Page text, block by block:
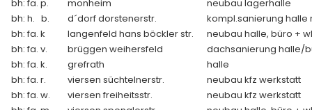
bh: fa. p.
monheim
neubau lagerhalle
bh: h. b.
d´dorf dorstenerstr.
kompl.sanierung
bh: fa. k
langenfeld hans böckler str.
neubau halle, büro +
bh: fa. v.
brüggen weihersfeld
dachsanierung halle/
bh: fa. k.
grefrath
halle
bh: fa. r.
viersen süchtelnerstr.
neubau kfz werkstatt
bh: fa. w.
viersen freiheitsstr.
neubau kfz werkstatt